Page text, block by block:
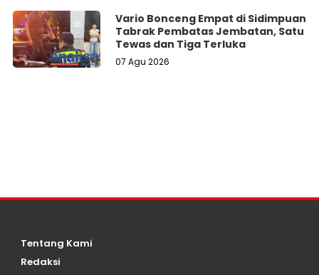
Vario Bonceng Empat di Sidimpuan
Tabrak Pembatas Jembatan, Satu
Tewas dan Tiga Terluka
07 Agu 2026
Tentang Kami
Redaksi